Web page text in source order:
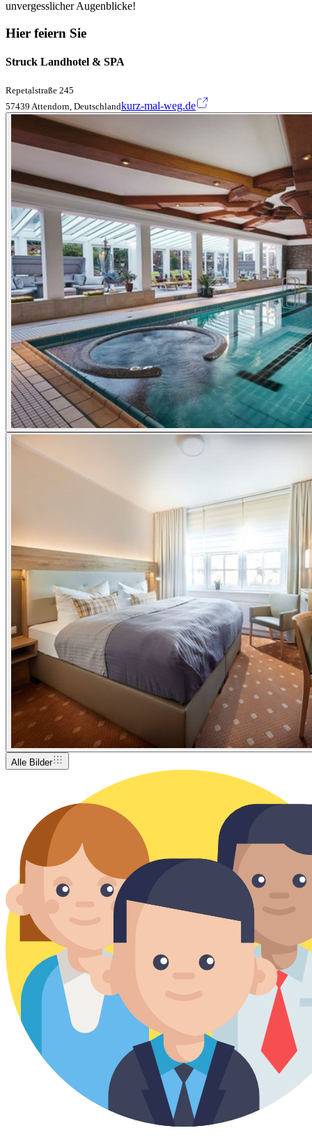
unvergesslicher Augenblicke!
Hier feiern Sie
Struck Landhotel & SPA
Repetalstraße 245
57439 Attendorn, Deutschlandkurz-mal-weg.de
Alle Bilder